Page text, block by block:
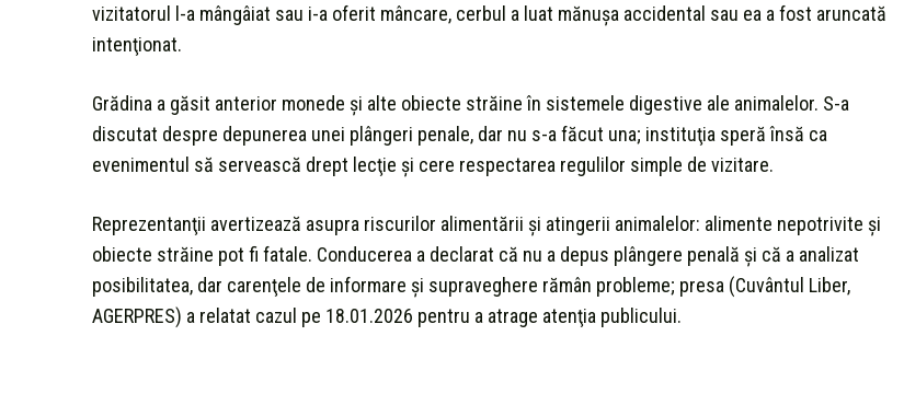
vizitatorul l-a mângâiat sau i-a oferit mâncare, cerbul a luat mănuşa accidental sau ea a fost aruncată
intenţionat.
Grădina a găsit anterior monede şi alte obiecte străine în sistemele digestive ale animalelor. S-a
discutat despre depunerea unei plângeri penale, dar nu s-a făcut una; instituţia speră însă ca
evenimentul să servească drept lecţie şi cere respectarea regulilor simple de vizitare.
Reprezentanţii avertizează asupra riscurilor alimentării şi atingerii animalelor: alimente nepotrivite şi
obiecte străine pot fi fatale. Conducerea a declarat că nu a depus plângere penală şi că a analizat
posibilitatea, dar carenţele de informare şi supraveghere rămân probleme; presa (Cuvântul Liber,
AGERPRES) a relatat cazul pe 18.01.2026 pentru a atrage atenţia publicului.